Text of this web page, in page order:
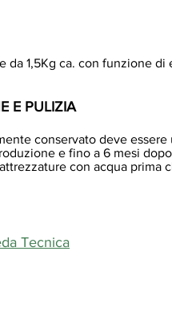
da 1,5Kg ca. con funzione di
E PULIZIA
conservato deve essere
e fino a 6 mesi
con acqua prima
Tecnica